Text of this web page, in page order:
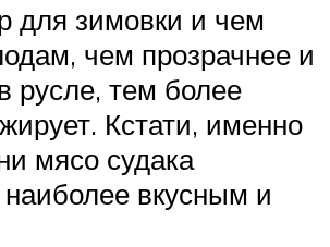
для зимовки и чем
чем прозрачнее и
русле, тем более
Кстати, именно
мясо судака
наиболее вкусным и